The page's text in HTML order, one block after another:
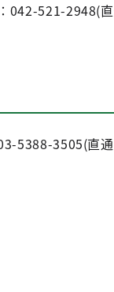
521-2948(直
5388-3505(直通